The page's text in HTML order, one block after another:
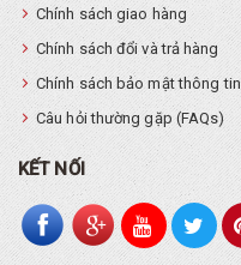
Chính sách giao hàng
Chính sách đổi và trả hàng
Chính sách bảo mật thông tin
Câu hỏi thường gặp (FAQs)
KẾT NỐI